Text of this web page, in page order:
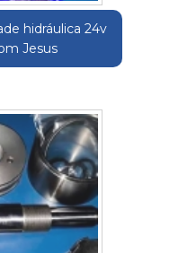
hidráulica 24v
Jesus